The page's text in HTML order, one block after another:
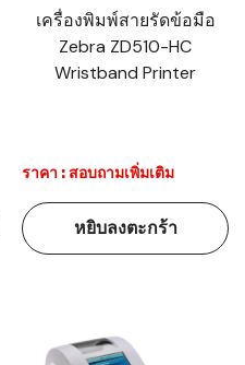
เครื่องพิมพ์สายรัดข้อมือ
Zebra ZD510-HC
Wristband Printer
ราคา : สอบถามเพิ่มเติม
หยิบลงตะกร้า